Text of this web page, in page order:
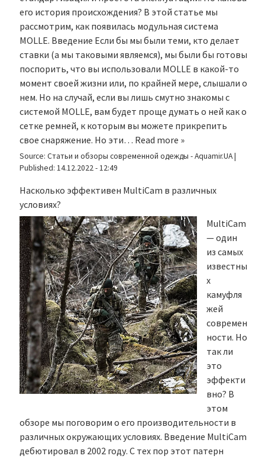
его история происхождения? В этой статье мы
рассмотрим, как появилась модульная система
MOLLE. Введение Если бы мы были теми, кто делает
ставки (а мы таковыми являемся), мы были бы готовы
поспорить, что вы использовали MOLLE в какой-то
момент своей жизни или, по крайней мере, слышали о
нем. Но на случай, если вы лишь смутно знакомы с
системой MOLLE, вам будет проще думать о ней как о
сетке ремней, к которым вы можете прикрепить
свое снаряжение. Но эти… Read more »
Source: Статьи и обзоры современной одежды - Aquamir.UA|
Published: 14.12.2022 - 12:49
Насколько эффективен MultiCam в различных
условиях?
MultiCam
— один
из самых
известны
х
камуфля
жей
современ
ности. Но
так ли
это
эффекти
вно? В
этом
обзоре мы поговорим о его производительности в
различных окружающих условиях. Введение MultiCam
дебютировал в 2002 году. С тех пор этот патерн